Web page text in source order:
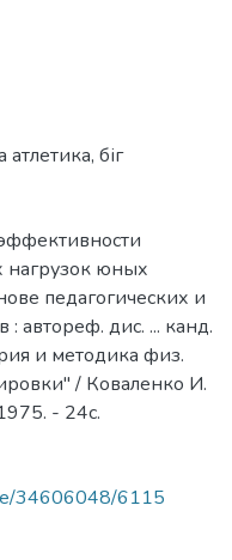
атлетика, біг
нагрузок юных
педагогических и
автореф. дис. ... канд.
и методика физ.
/ Коваленко И.
- 24с.
34606048/6115